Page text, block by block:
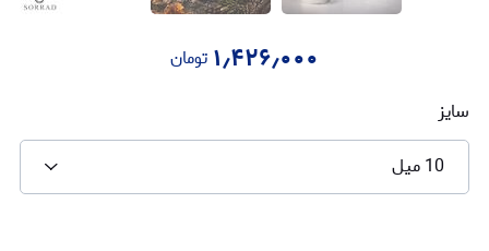
۱٫۴۲۶٫۰۰۰ تومان
سایز
10 میل